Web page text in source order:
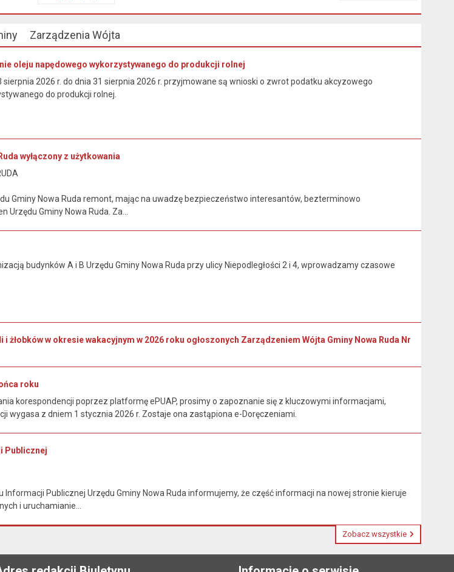
Zarządzenia Wójta
oleju napędowego wykorzystywanego do produkcji rolnej
sierpnia 2026 r. do dnia 31 sierpnia 2026 r. przyjmowane są wnioski o zwrot podatku akcyzowego
do produkcji rolnej.
wyłączony z użytkowania
Gminy Nowa Ruda remont, mając na uwadzę bezpieczeństwo interesantów, bezterminowo
Gminy Nowa Ruda. Za...
budynków A i B Urzędu Gminy Nowa Ruda przy ulicy Niepodległości 2 i 4, wprowadzamy czasowe
w okresie wakacyjnym w 2026 roku ogłoszonych Zarządzeniem Wójta Gminy Nowa Ruda Nr
roku
korespondencji poprzez platformę ePUAP, prosimy o zapoznanie się z kluczowymi informacjami,
wygasa z dniem 1 stycznia 2026 r. Zostaje ona zastąpiona e-Doręczeniami.
Publicznej
Publicznej Urzędu Gminy Nowa Ruda informujemy, że część informacji na nowej stronie kieruje
i uruchamianie...
Zobacz wszystkie